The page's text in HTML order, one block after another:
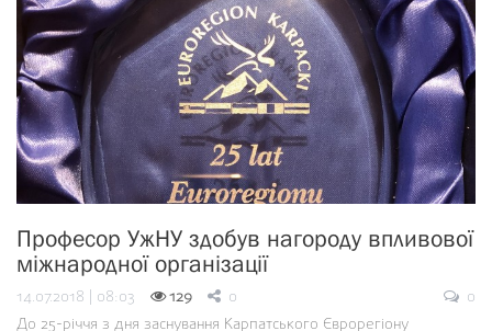
Професор УжНУ здобув нагороду впливової
міжнародної організації
14.07.2018 | 08:03 129 0
0
До 25-річчя з дня заснування Карпатського Єврорегіону